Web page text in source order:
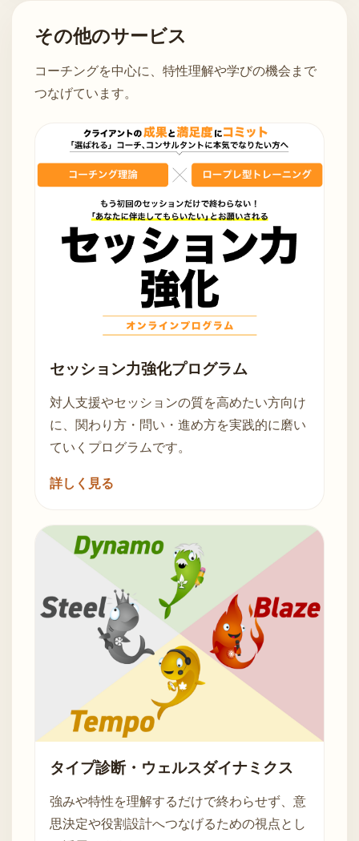
その他のサービス
コーチングを中心に、特性理解や学びの機会まで
つなげています。
セッション力強化プログラム
対人支援やセッションの質を高めたい方向け
に、関わり方・問い・進め方を実践的に磨い
ていくプログラムです。
詳しく見る
タイプ診断・ウェルスダイナミクス
強みや特性を理解するだけで終わらせず、意
思決定や役割設計へつなげるための視点とし